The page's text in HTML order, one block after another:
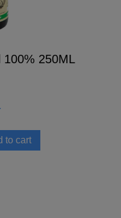
100% 250ML
to cart